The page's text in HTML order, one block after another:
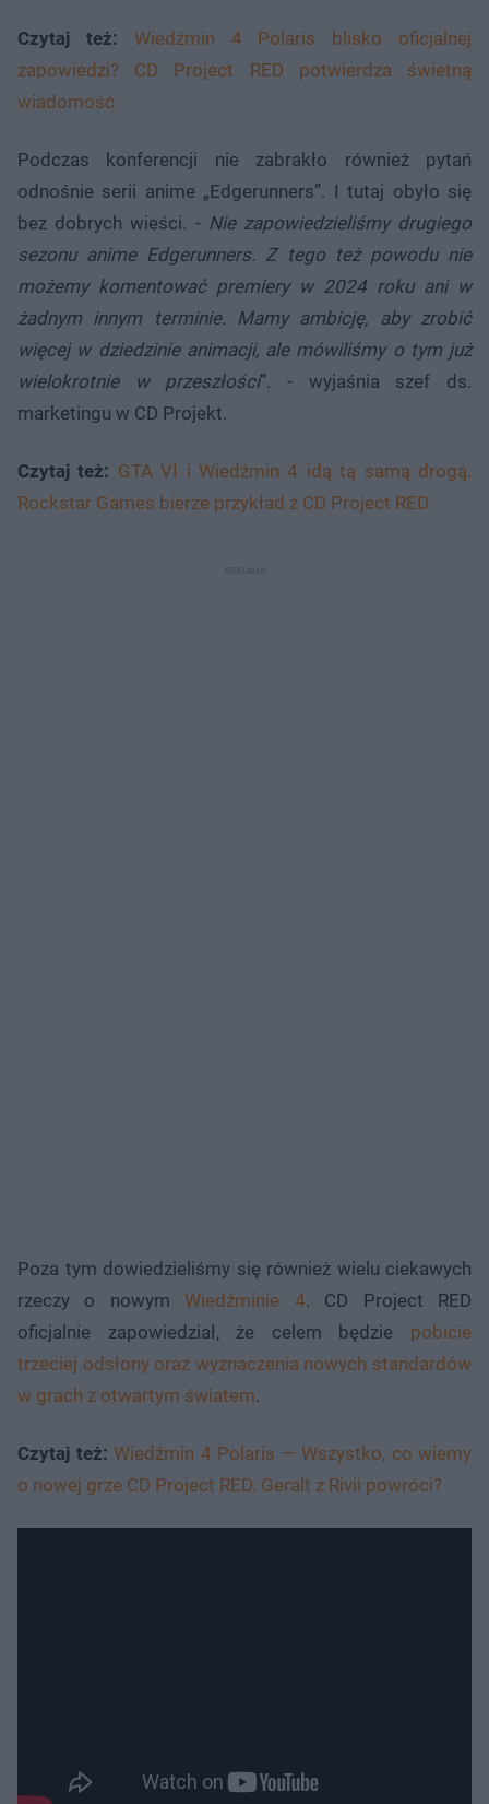
Czytaj też:
Wiedźmin 4 Polaris blisko oficjalnej
zapowiedzi? CD Project RED potwierdza świetną
wiadomość
Podczas konferencji nie zabrakło również pytań
odnośnie serii anime „Edgerunners”. I tutaj obyło się
bez dobrych wieści. - Nie zapowiedzieliśmy drugiego
sezonu anime Edgerunners. Z tego też powodu nie
możemy komentować premiery w 2024 roku ani w
żadnym innym terminie. Mamy ambicję, aby zrobić
więcej w dziedzinie animacji, ale mówiliśmy o tym już
wielokrotnie w przeszłości”. - wyjaśnia szef ds.
marketingu w CD Projekt.
Czytaj też: GTA VI i Wiedźmin 4 idą tą samą drogą.
Rockstar Games bierze przykład z CD Project RED
Poza tym dowiedzieliśmy się również wielu ciekawych
rzeczy o nowymWiedźminie 4. CD Project RED
oficjalnie zapowiedział, że celem będzie pobicie
trzeciej odsłony oraz wyznaczenia nowych standardów
w grach z otwartym światem.
Czytaj też: Wiedźmin 4 Polaris — Wszystko, co wiemy
o nowej grze CD Project RED. Geralt z Rivii powróci?